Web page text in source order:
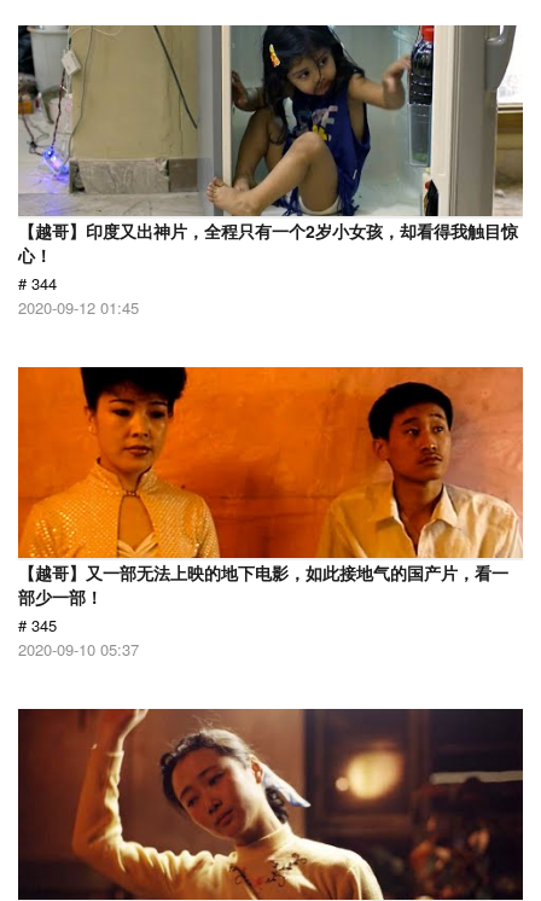
【越哥】印度又出神片，全程只有一个2岁小女孩，却看得我触目惊
心！
# 344
2020-09-12 01:45
【越哥】又一部无法上映的地下电影，如此接地气的国产片，看一
部少一部！
# 345
2020-09-10 05:37